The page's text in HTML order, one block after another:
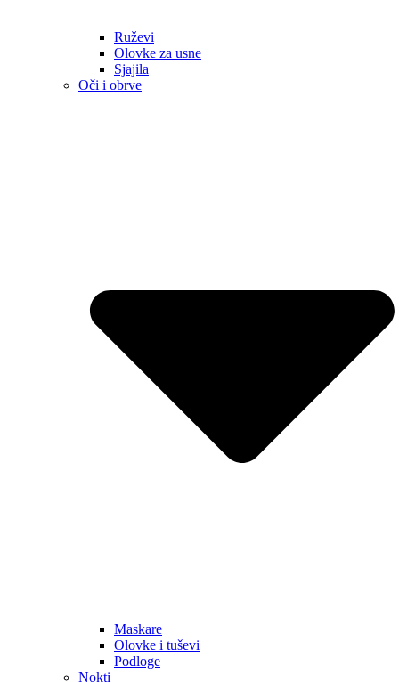
Ruževi
Olovke za usne
Sjajila
Oči i obrve
Maskare
Olovke i tuševi
Podloge
Nokti